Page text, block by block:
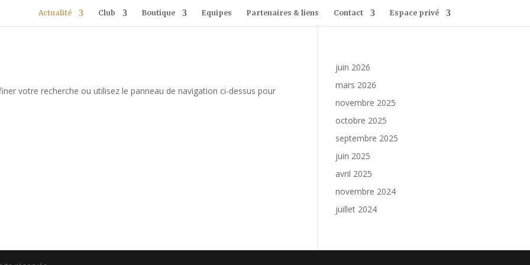
Actualité Club Boutique Equipes Partenaires & liens Contact Espace privé
votre recherche ou utilisez le panneau de navigation ci-dessus pour
juin 2026
mars 2026
novembre 2025
octobre 2025
septembre 2025
juin 2025
avril 2025
novembre 2024
juillet 2024